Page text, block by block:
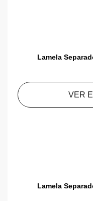
Lamela
VER
Lamela